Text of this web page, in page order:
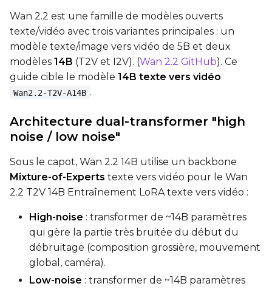
Weight Decay
Mean Squared Error
EMA (Exponential Moving
ToggleUse EMA
ToggleUnload TE
Unload TE
Wan 2.2 est une famille de modèles ouverts
texte/vidéo avec trois variantes principales : un
modèle texte/image vers vidéo de 5B et deux
modèles 14B (T2V et I2V). (Wan 2.2 GitHub). Ce
guide cible le modèle 14B texte vers vidéo
Wan2.2‑T2V‑A14B .
Architecture dual-transformer "high
noise / low noise"
Sous le capot, Wan 2.2 14B utilise un backbone
Mixture-of-Experts texte vers vidéo pour le Wan
2.2 T2V 14B Entraînement LoRA texte vers vidéo :
High-noise : transformer de ~14B paramètres
qui gère la partie très bruitée du début du
débruitage (composition grossière, mouvement
global, caméra).
Low-noise : transformer de ~14B paramètres